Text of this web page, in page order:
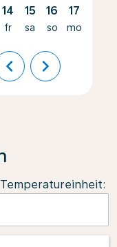
14
fr
15
sa
16
so
17
mo
chevron_left chevron_right
Temperatureinheit: